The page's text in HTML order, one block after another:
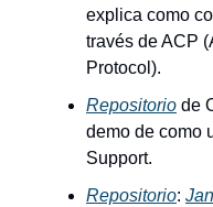
explica como
través de ACP
Protocol).
Repositorio de
demo de como
Support.
Repositorio: